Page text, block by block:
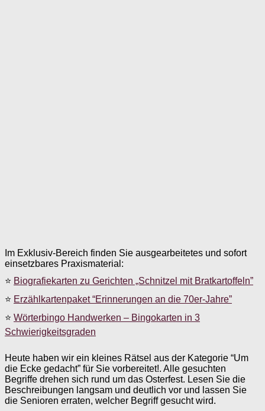
Im Exklusiv-Bereich finden Sie ausgearbeitetes und sofort
einsetzbares Praxismaterial:
⭐ Biografiekarten zu Gerichten „Schnitzel mit Bratkartoffeln”
⭐ Erzählkartenpaket “Erinnerungen an die 70er-Jahre”
⭐ Wörterbingo Handwerken – Bingokarten in 3
Schwierigkeitsgraden
Heute haben wir ein kleines Rätsel aus der Kategorie “Um
die Ecke gedacht” für Sie vorbereitet!. Alle gesuchten
Begriffe drehen sich rund um das Osterfest. Lesen Sie die
Beschreibungen langsam und deutlich vor und lassen Sie
die Senioren erraten, welcher Begriff gesucht wird.